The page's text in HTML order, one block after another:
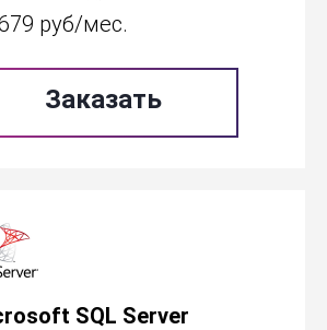
руб/мес.
Заказать
SQL Server